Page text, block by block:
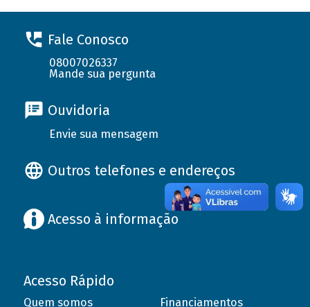
Fale Conosco
08007026337
Mande sua pergunta
Ouvidoria
Envie sua mensagem
Outros telefones e endereços
Acesso à informação
Acesso Rápido
Quem somos
Financiamentos